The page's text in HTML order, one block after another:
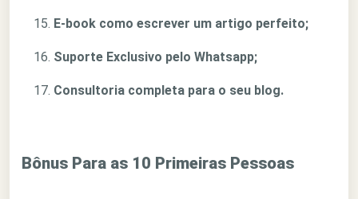
E-book como escrever um artigo perfeito;
Suporte Exclusivo pelo Whatsapp;
Consultoria completa para o seu blog.
Bônus Para as 10 Primeiras Pessoas